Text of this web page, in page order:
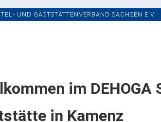
UND GASTSTÄTTENVERBAND SACHSEN E.V.
im DEHOGA
in Kamenz